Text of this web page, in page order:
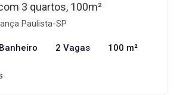
3 quartos, 100m²
Paulista-SP
2 Vagas 100 m²